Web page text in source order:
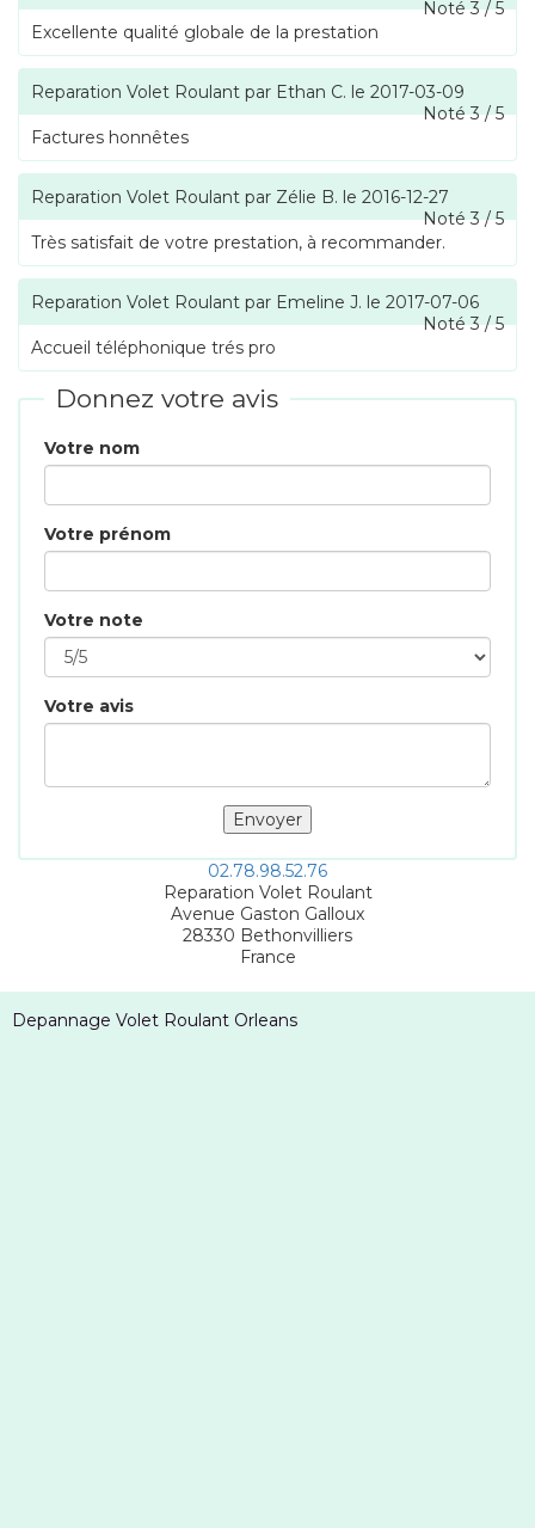
Noté3/5
Excellente qualité globale de la prestation
Reparation Volet Roulant par Ethan C. le 2017-03-09
Noté3/5
Factures honnêtes
Reparation Volet Roulant par Zélie B. le 2016-12-27
Noté3/5
Très satisfait de votre prestation, à recommander.
Reparation Volet Roulant par Emeline J. le 2017-07-06
Noté3/5
Accueil téléphonique trés pro
Donnez votre avis
Votre nom
Votre prénom
Votre note
Votre avis
02.78.98.52.76
Reparation Volet Roulant
Avenue Gaston Galloux
28330 Bethonvilliers
France
Depannage Volet Roulant Orleans